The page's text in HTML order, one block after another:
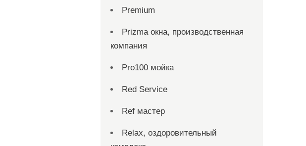
Premium
Prizma окна, производственная
компания
Pro100 мойка
Red Service
Ref мастер
Relax, оздоровительный